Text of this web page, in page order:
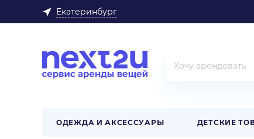
Екатеринбург
ОДЕЖДА И АКСЕССУАРЫ ДЕТСКИЕ